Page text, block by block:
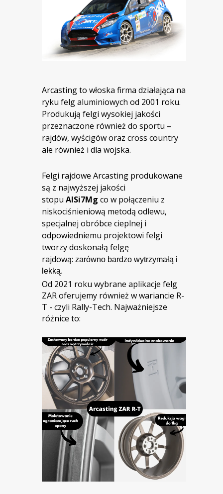
Arcasting to włoska firma działająca na
ryku felg aluminiowych od 2001 roku.
Produkują felgi wysokiej jakości
przeznaczone również do sportu –
rajdów, wyścigów oraz cross country
ale również i dla wojska.
Felgi rajdowe Arcasting produkowane
są z najwyższej jakości
stopu AlSi7Mg co w połączeniu z
niskociśnieniową metodą odlewu,
specjalnej obróbce cieplnej i
odpowiedniemu projektowi felgi
tworzy doskonałą felgę
rajdową: zarówno bardzo wytrzymałą i
lekką.
Od 2021 roku wybrane aplikacje felg
ZAR oferujemy również w wariancie R-
T - czyli Rally-Tech. Najważniejsze
różnice to: